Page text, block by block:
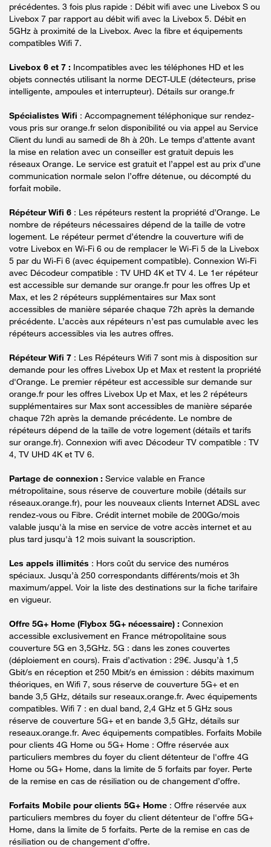
précédentes. 3 fois plus rapide : Débit wifi avec une Livebox S ou
Livebox 7 par rapport au débit wifi avec la Livebox 5. Débit en
5GHz à proximité de la Livebox. Avec la fibre et équipements
compatibles Wifi 7.
Livebox 6 et 7 : Incompatibles avec les téléphones HD et les
objets connectés utilisant la norme DECT-ULE (détecteurs, prise
intelligente, ampoules et interrupteur). Détails sur orange.fr
Spécialistes Wifi : Accompagnement téléphonique sur rendez-
vous pris sur orange.fr selon disponibilité ou via appel au Service
Client du lundi au samedi de 8h à 20h. Le temps d’attente avant
la mise en relation avec un conseiller est gratuit depuis les
réseaux Orange. Le service est gratuit et l’appel est au prix d’une
communication normale selon l’offre détenue, ou décompté du
forfait mobile.
Répéteur Wifi 6 : Les répéteurs restent la propriété d’Orange. Le
nombre de répéteurs nécessaires dépend de la taille de votre
logement. Le répéteur permet d’étendre la couverture wifi de
votre Livebox en Wi-Fi 6 ou de remplacer le Wi-Fi 5 de la Livebox
5 par du Wi-Fi 6 (avec équipement compatible). Connexion Wi-Fi
avec Décodeur compatible : TV UHD 4K et TV 4. Le 1er répéteur
est accessible sur demande sur orange.fr pour les offres Up et
Max, et les 2 répéteurs supplémentaires sur Max sont
accessibles de manière séparée chaque 72h après la demande
précédente. L’accès aux répéteurs n’est pas cumulable avec les
répéteurs accessibles via les autres offres.
Répéteur Wifi 7 : Les Répéteurs Wifi 7 sont mis à disposition sur
demande pour les offres Livebox Up et Max et restent la propriété
d'Orange. Le premier répéteur est accessible sur demande sur
orange.fr pour les offres Livebox Up et Max, et les 2 répéteurs
supplémentaires sur Max sont accessibles de manière séparée
chaque 72h après la demande précédente. Le nombre de
répéteurs dépend de la taille de votre logement (détails et tarifs
sur orange.fr). Connexion wifi avec Décodeur TV compatible : TV
4, TV UHD 4K et TV 6.
Partage de connexion : Service valable en France
métropolitaine, sous réserve de couverture mobile (détails sur
réseaux.orange.fr), pour les nouveaux clients Internet ADSL avec
rendez-vous ou Fibre. Crédit internet mobile de 200Go/mois
valable jusqu'à la mise en service de votre accès internet et au
plus tard jusqu'à 12 mois suivant la souscription.
Les appels illimités : Hors coût du service des numéros
spéciaux. Jusqu’à 250 correspondants différents/mois et 3h
maximum/appel. Voir la liste des destinations sur la fiche tarifaire
en vigueur.
Offre 5G+ Home (Flybox 5G+ nécessaire) : Connexion
accessible exclusivement en France métropolitaine sous
couverture 5G en 3,5GHz. 5G : dans les zones couvertes
(déploiement en cours). Frais d’activation : 29€. Jusqu’à 1,5
Gbit/s en réception et 250 Mbit/s en émission : débits maximum
théoriques, en Wifi 7, sous réserve de couverture 5G+ et en
bande 3,5 GHz, détails sur reseaux.orange.fr. Avec équipements
compatibles. Wifi 7 : en dual band, 2,4 GHz et 5 GHz sous
réserve de couverture 5G+ et en bande 3,5 GHz, détails sur
reseaux.orange.fr. Avec équipements compatibles. Forfaits Mobile
pour clients 4G Home ou 5G+ Home : Offre réservée aux
particuliers membres du foyer du client détenteur de l'offre 4G
Home ou 5G+ Home, dans la limite de 5 forfaits par foyer. Perte
de la remise en cas de résiliation ou de changement d’offre.
Forfaits Mobile pour clients 5G+ Home : Offre réservée aux
particuliers membres du foyer du client détenteur de l'offre 5G+
Home, dans la limite de 5 forfaits. Perte de la remise en cas de
résiliation ou de changement d’offre.